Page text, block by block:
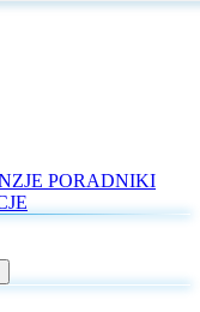
PORADNIKI